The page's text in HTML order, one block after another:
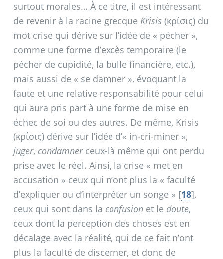
surtout morales… À ce titre, il est intéressant
de revenir à la racine grecque Krisis (κρίσις) du
mot crise qui dérive sur l’idée de « pécher »,
comme une forme d’excès temporaire (le
pécher de cupidité, la bulle financière, etc.),
mais aussi de « se damner », évoquant la
faute et une relative responsabilité pour celui
qui aura pris part à une forme de mise en
échec de soi ou des autres. De même, Krisis
(κρίσις) dérive sur l’idée d’« in-cri-miner »,
juger, condamnerceux-là même qui ont perdu
prise avec le réel. Ainsi, la crise « met en
accusation » ceux qui n’ont plus la « faculté
d’expliquer ou d’interpréter un songe » [18],
ceux qui sont dans la confusionet le doute,
ceux dont la perception des choses est en
décalage avec la réalité, qui de ce fait n’ont
plus la faculté de discerner, et donc de